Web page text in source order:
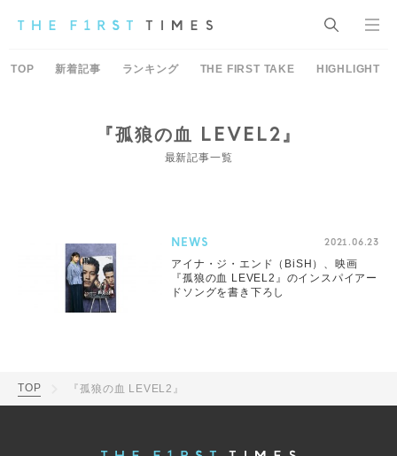
TOP 新着記事 ランキング THE FIRST TAKE HIGHLIGHT
『孤狼の血 LEVEL2』
最新記事一覧
NEWS 2021.06.23
アイナ・ジ・エンド（BiSH）、映画
『孤狼の血 LEVEL2』のインスパイアー
ドソングを書き下ろし
TOP 『孤狼の血 LEVEL2』